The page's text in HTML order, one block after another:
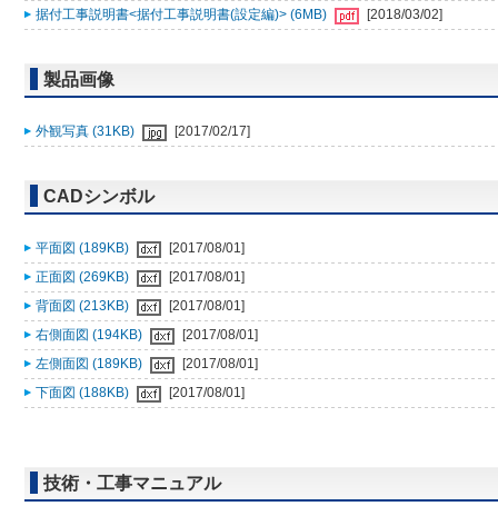
据付工事説明書<据付工事説明書(設定編)> (6MB)
[2018/03/02]
製品画像
外観写真 (31KB) [2017/02/17]
CADシンボル
平面図 (189KB)
[2017/08/01]
正面図 (269KB)
[2017/08/01]
背面図 (213KB)
[2017/08/01]
右側面図 (194KB)
[2017/08/01]
左側面図 (189KB)
[2017/08/01]
下面図 (188KB)
[2017/08/01]
技術・工事マニュアル